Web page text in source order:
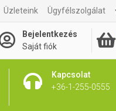
Üzleteink Ügyfélszolgálat
Bejelentkezés
Saját fiók
Kapcsolat
+36-1-255-0555